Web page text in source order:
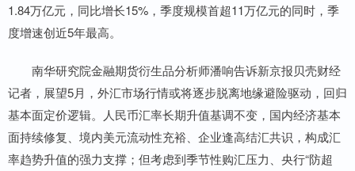
1.84万亿元，同比增长15%，季度规模首超11万亿元的同时，季
度增速创近5年最高。
南华研究院金融期货衍生品分析师潘响告诉新京报贝壳财经
记者，展望5月，外汇市场行情或将逐步脱离地缘避险驱动，回归
基本面定价逻辑。人民币汇率长期升值基调不变，国内经济基本
面持续修复、境内美元流动性充裕、企业逢高结汇共识，构成汇
率趋势升值的强力支撑；但考虑到季节性购汇压力、央行“防超